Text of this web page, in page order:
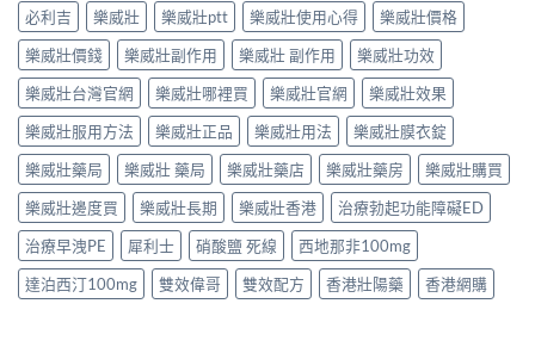
必利吉
樂威壯 樂威壯ptt 樂威壯使用心得
樂威壯價格
樂威壯價錢
樂威壯副作用 樂威壯 副作用
樂威壯功效
樂威壯台灣官網
樂威壯哪裡買 樂威壯官網
樂威壯效果
樂威壯服用方法
樂威壯正品 樂威壯用法
樂威壯膜衣錠
樂威壯藥局
樂威壯 藥局 樂威壯藥店 樂威壯藥房
樂威壯購買
樂威壯邊度買
樂威壯長期 樂威壯香港
治療勃起功能障礙ED
治療早洩PE
犀利士 硝酸鹽 死線
西地那非100mg
達泊西汀100mg
雙效偉哥 雙效配方 香港壯陽藥 香港網購